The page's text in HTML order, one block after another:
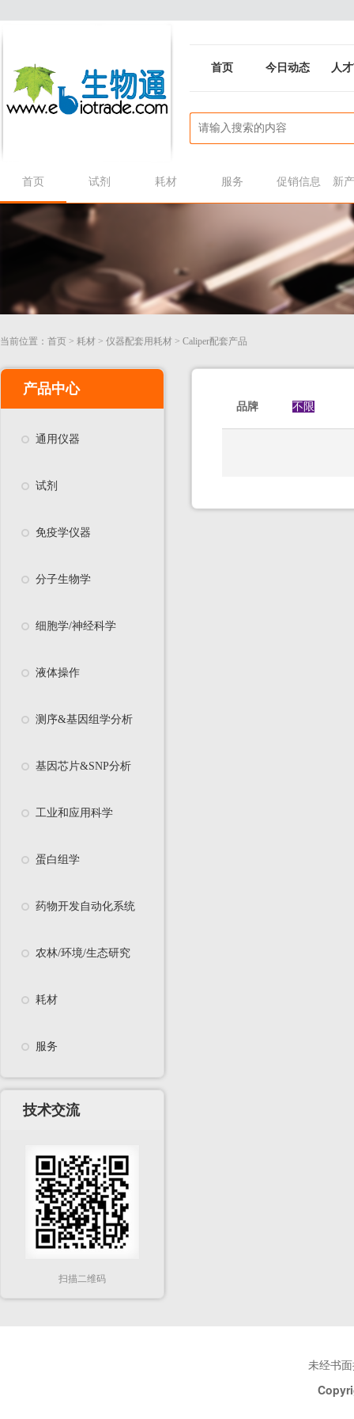
首页 今日动态 人
首页 试剂 耗材 服务 促销信息 新
当前位置： 首页 > 耗材 > 仪器配套用耗材 > Caliper配套产品
产品中心
通用仪器
试剂
免疫学仪器
分子生物学
细胞学/神经科学
液体操作
测序&基因组学分析
基因芯片&SNP分析
工业和应用科学
蛋白组学
药物开发自动化系统
农林/环境/生态研究
耗材
服务
技术交流
扫描二维码
品牌 不限
未经书